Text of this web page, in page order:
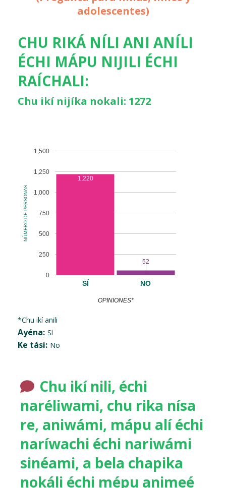
adolescentes)
CHU RIKÁ NÍLI ANI ANÍLI
ÉCHI MÁPU NIJILI ÉCHI
RAÍCHALI:
Chu ikí nijíka nokali: 1272
SÍ NO
0
250
500
750
1,000
1,250
1,500
1,220
52
52
OPINIONES*
NÚMERO DE PERSONAS
*Chu ikí anili
Ayéna: Sí
Ke tási: No
Chu ikí nili, échi
naréliwami, chu rika nísa
re, aniwámi, mápu alí échi
naríwachi échi nariwámi
sinéami, a bela chapika
nokáli échi mépu animeé